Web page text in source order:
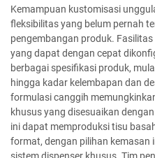
Kemampuan kustomisasi
fleksibilitas yang belum pernah
pengembangan produk.
yang dapat dengan cepat
berbagai spesifikasi produk,
hingga kadar kelembapan dan
formulasi canggih
khusus yang disesuaikan
ini dapat memproduksi tisu
format, dengan pilihan kemasan